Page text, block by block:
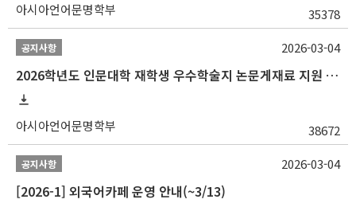
아시아언어문명학부 35378
공지사항
2026학년도 인문대학 재학생 우수학술지 논문게재료 지원 안내
아시아언어문명학부 38672
2026-03-04
공지사항
[2026-1] 외국어카페 운영 안내(~3/13)
2026-03-04